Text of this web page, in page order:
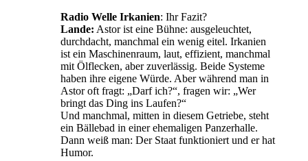
Radio Welle Irkanien: Ihr Fazit?
Lande: Astor ist eine Bühne: ausgeleuchtet,
durchdacht, manchmal ein wenig eitel. Irkanien
ist ein Maschinenraum, laut, effizient, manchmal
mit Ölflecken, aber zuverlässig. Beide Systeme
haben ihre eigene Würde. Aber während man in
Astor oft fragt: „Darf ich?“, fragen wir: „Wer
bringt das Ding ins Laufen?“
Und manchmal, mitten in diesem Getriebe, steht
ein Bällebad in einer ehemaligen Panzerhalle.
Dann weiß man: Der Staat funktioniert und er hat
Humor.